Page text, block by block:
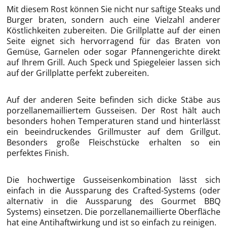
Mit diesem Rost können Sie nicht nur saftige Steaks und
Burger braten, sondern auch eine Vielzahl anderer
Köstlichkeiten zubereiten. Die Grillplatte auf der einen
Seite eignet sich hervorragend für das Braten von
Gemüse, Garnelen oder sogar Pfannengerichte direkt
auf Ihrem Grill. Auch Speck und Spiegeleier lassen sich
auf der Grillplatte perfekt zubereiten.
Auf der anderen Seite befinden sich dicke Stäbe aus
porzellanemailliertem Gusseisen. Der Rost hält auch
besonders hohen Temperaturen stand und hinterlässt
ein beeindruckendes Grillmuster auf dem Grillgut.
Besonders große Fleischstücke erhalten so ein
perfektes Finish.
Die hochwertige Gusseisenkombination lässt sich
einfach in die Aussparung des Crafted-Systems (oder
alternativ in die Aussparung des Gourmet BBQ
Systems) einsetzen. Die porzellanemaillierte Oberfläche
hat eine Antihaftwirkung und ist so einfach zu reinigen.